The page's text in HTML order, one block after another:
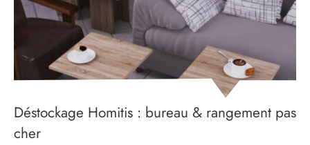
Déstockage Homitis : bureau & rangement pas
cher